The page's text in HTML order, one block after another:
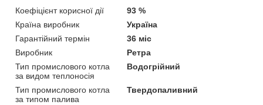
Коефіцієнт корисної дії
93 %
Країна виробник
Україна
Гарантійний термін
36 міс
Виробник
Ретра
Тип промислового котла
за видом теплоносія
Водогрійний
Тип промислового котла
за типом палива
Твердопаливний